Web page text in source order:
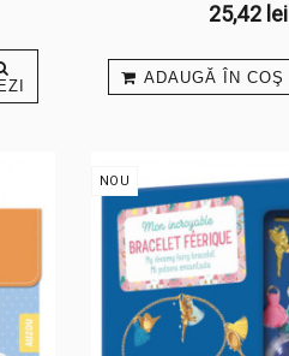
25,42 lei
ADAUGĂ ÎN COŞ
NOU